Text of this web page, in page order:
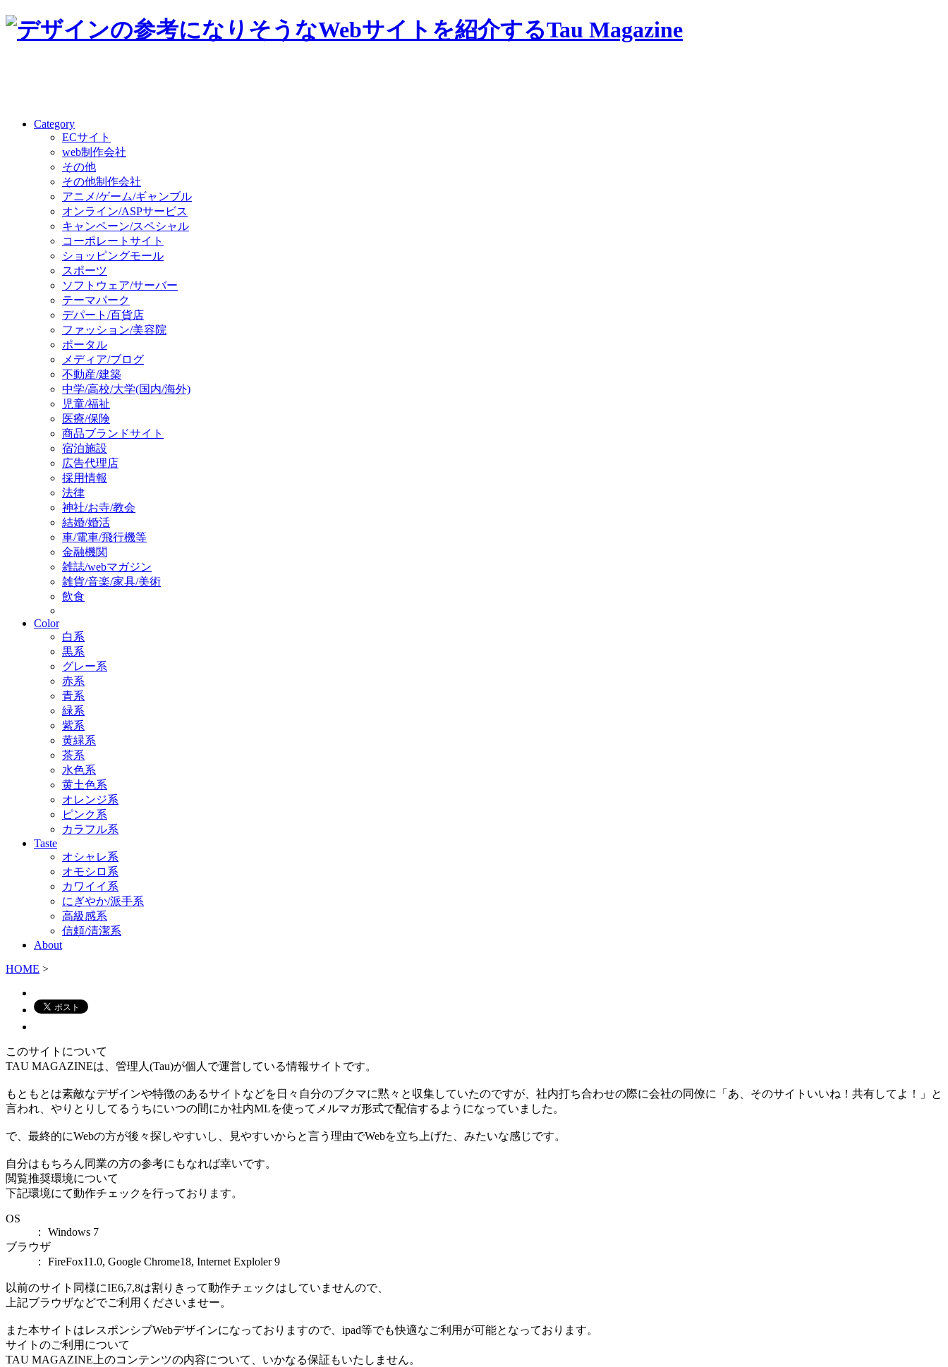
Category
ECサイト
web制作会社
その他
その他制作会社
アニメ/ゲーム/ギャンブル
オンライン/ASPサービス
キャンペーン/スペシャル
コーポレートサイト
ショッピングモール
スポーツ
ソフトウェア/サーバー
テーマパーク
デパート/百貨店
ファッション/美容院
ポータル
メディア/ブログ
不動産/建築
中学/高校/大学(国内/海外)
児童/福祉
医療/保険
商品ブランドサイト
宿泊施設
広告代理店
採用情報
法律
神社/お寺/教会
結婚/婚活
車/電車/飛行機等
金融機関
雑誌/webマガジン
雑貨/音楽/家具/美術
飲食
Color
白系
黒系
グレー系
赤系
青系
緑系
紫系
黄緑系
茶系
水色系
黄土色系
オレンジ系
ピンク系
カラフル系
Taste
オシャレ系
オモシロ系
カワイイ系
にぎやか/派手系
高級感系
信頼/清潔系
About
HOME >
このサイトについて
TAU MAGAZINEは、管理人(Tau)が個人で運営している情報サイトです。
もともとは素敵なデザインや特徴のあるサイトなどを日々自分のブクマに黙々と収集していたのですが、社内打ち合わせの際に会社の同僚に「あ、そのサイトいいね！共有してよ！」と
言われ、やりとりしてるうちにいつの間にか社内MLを使ってメルマガ形式で配信するようになっていました。
で、最終的にWebの方が後々探しやすいし、見やすいからと言う理由でWebを立ち上げた、みたいな感じです。
自分はもちろん同業の方の参考にもなれば幸いです。
閲覧推奨環境について
下記環境にて動作チェックを行っております。
OS
： Windows 7
ブラウザ
： FireFox11.0, Google Chrome18, Internet Exploler 9
以前のサイト同様にIE6,7,8は割りきって動作チェックはしていませんので、
上記ブラウザなどでご利用くださいませー。
また本サイトはレスポンシブWebデザインになっておりますので、ipad等でも快適なご利用が可能となっております。
サイトのご利用について
TAU MAGAZINE上のコンテンツの内容について、いかなる保証もいたしません。